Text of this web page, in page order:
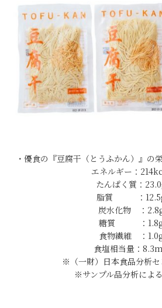
・優食の『豆腐干（とうふかん）』の
エネルギー：
たんぱく質：
脂質 ：
炭水化物 ：
糖質 ：
食物繊維 ：
食塩相当量：
※（一財）日本食品分析セ
※サンプル品分析によ